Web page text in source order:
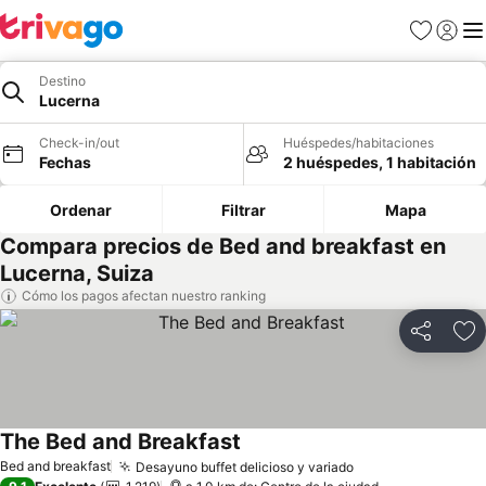
Favoritos
Iniciar
Destino
Lucerna
Check-in/out
Fechas
Huéspedes/habitaciones
2 huéspedes, 1 habitación
Ordenar Filtrar Mapa
Compara precios de Bed and breakfast en
Lucerna, Suiza
Cómo los pagos afectan nuestro ranking
Compartir
Bed and breakfast Desayuno buffet delicioso y variado
The Bed and Breakfast